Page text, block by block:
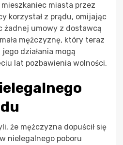
miasta przez
korzystał z prądu, omijając
żadnej umowy z dostawcą
mężczyznę, który teraz
działania mogą
lat pozbawienia wolności.
że mężczyzna dopuścił się
nielegalnego poboru